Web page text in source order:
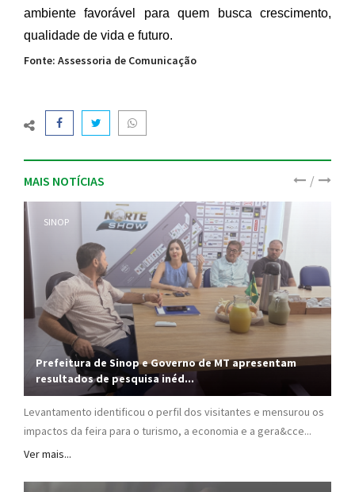
ambiente favorável para quem busca crescimento,
qualidade de vida e futuro.
Fonte: Assessoria de Comunicação
MAIS NOTÍCIAS /
SINOP
Prefeitura de Sinop e Governo de MT apresentam
resultados de pesquisa inéd...
Levantamento identificou o perfil dos visitantes e mensurou os
impactos da feira para o turismo, a economia e a gera&cce...
Ver mais...